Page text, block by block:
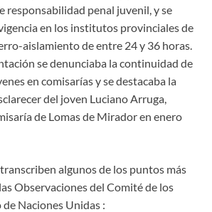
responsabilidad penal juvenil, y se
en los institutos provinciales de
aislamiento de entre 24 y 36 horas.
se denunciaba la continuidad de
en comisarías y se destacaba la
del joven Luciano Arruga,
de Lomas de Mirador en enero
algunos de los puntos más
Observaciones del Comité de los
Naciones Unidas :